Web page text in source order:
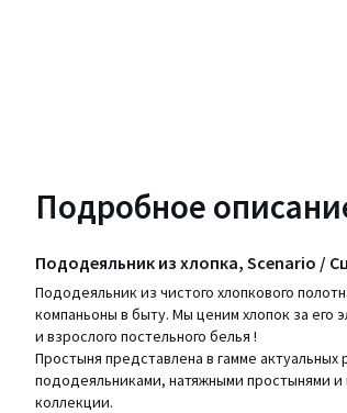
Подробное
Пододеяльник из хлопка, Scenario /
Пододеяльник из чистого хлопкового
компаньоны в быту. Мы ценим хлопок за его
и взрослого постельного белья !
Простыня представлена в гамме
пододеяльниками, натяжными простынями
коллекции.